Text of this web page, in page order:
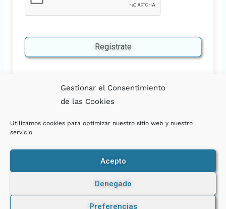
Gestionar el Consentimiento
de las Cookies
Utilizamos cookies para optimizar nuestro sitio web y nuestro
servicio.
Acepto
Denegado
Preferencias
Regístrate
Política de cookies
Política de privacidad
Aviso Legal
Declaración de accesibilidad
Contratación
Y
I